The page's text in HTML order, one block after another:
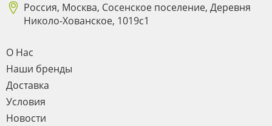
Россия, Москва, Сосенское поселение, Деревня
Николо-Хованское, 1019с1
О Нас
Наши бренды
Доставка
Условия
Новости